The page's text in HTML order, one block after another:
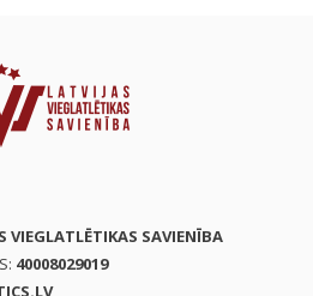
VIEGLATLĒTIKAS SAVIENĪBA
40008029019